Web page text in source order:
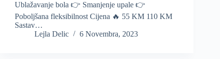
Ublažavanje bola 👉 Smanjenje upale 👉
Poboljšana fleksibilnost Cijena 🔥 55 KM 110 KM
Sastav…
Lejla Delic
6 Novembra, 2023